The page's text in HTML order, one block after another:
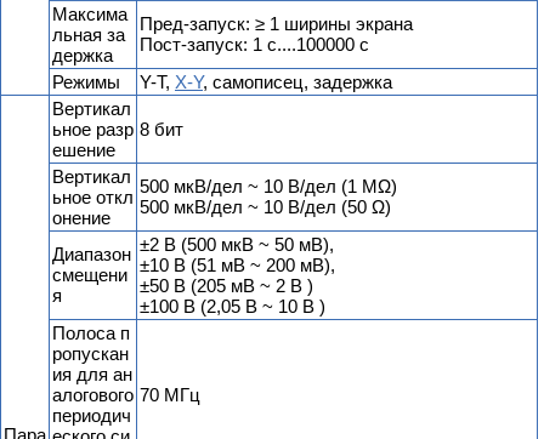
Максима
льная за
держка
Пред-запуск: ≥ 1 ширины экрана
Пост-запуск: 1 с....100000 с
Режимы
Y-T, X-Y, самописец, задержка
Вертикал
ьное разр
ешение
8 бит
Вертикал
ьное откл
онение
500 мкВ/дел ~ 10 В/дел (1 MΩ)
500 мкВ/дел ~ 10 В/дел (50 Ω)
Диапазон
смещени
я
±2 В (500 мкВ ~ 50 мВ),
±10 В (51 мВ ~ 200 мВ),
±50 В (205 мВ ~ 2 В )
±100 В (2,05 В ~ 10 В )
Полоса п
ропускан
ия для ан
алогового
периодич
70 МГц